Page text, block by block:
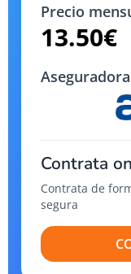
Precio
13.50€
Aseguradora
Contrata
Contrata de
segura